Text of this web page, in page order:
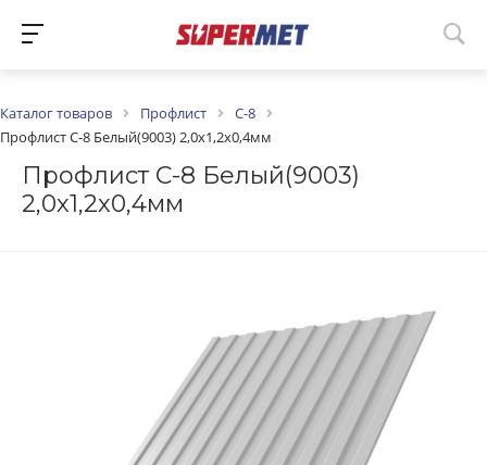
Каталог товаров Профлист
С-8
Профлист С-8 Белый(9003) 2,0х1,2х0,4мм
Профлист С-8 Белый(9003)
2,0х1,2х0,4мм